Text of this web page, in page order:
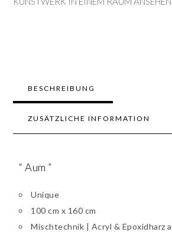
BESCHREIBUNG
ZUSÄTZLICHE INFORMATION
“ Aum ”
Unique
100 cm x 160 cm
Mischtechnik | Acryl & Epoxidharz